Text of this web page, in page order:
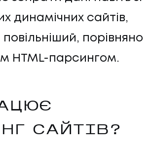
динамічних сайтів,
повільніший, порівняно
HTML-парсингом.
САЙТІВ?